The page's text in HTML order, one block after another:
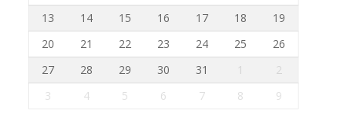
13
14 15 16 17 18
19
20
21 22 23 24 25
26
27
28 29 30 31 1
2
3
4 5 6 7 8 9